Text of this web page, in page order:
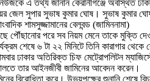
এ তথ্য জানান কেরানীগঞ্জে অবস্থিত
জেল সুপার সুভাষ কুমার ঘোষ। সুভাষ কুমার
শামসুজ্জামানের বেলবন্ড (জামিননামা)
পৌঁছানোর পরে সব নিয়ম মেনে তাকে মুক্তি
শেষে ৬ টা ২২ মিনিটে তিনি কারাগার থেকে
ঢাকার অতিরিক্ত চিফ মেট্রোপলিটন
তার আইনজীবী জামিনের আবেদন করেন।
বিরোধিতা করে। উভয়পক্ষের শুনানি শেষে
পাঠানোর আবেদন করেন মামলার
পরিদর্শক আবু আনছার। এসময়
জামিন চেয়ে আবেদন করেন। অন্যদিকে
করে। উভয়পক্ষের শুনানি শেষে আদালত